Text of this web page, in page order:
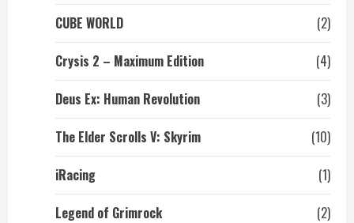
CUBE WORLD
(2)
Crysis 2 – Maximum Edition
(4)
Deus Ex: Human Revolution
(3)
The Elder Scrolls V: Skyrim
(10)
iRacing
(1)
Legend of Grimrock
(2)